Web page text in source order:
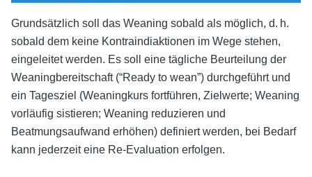
Grundsätzlich soll das Weaning sobald als möglich, d. h.
sobald dem keine Kontraindiaktionen im Wege stehen,
eingeleitet werden. Es soll eine tägliche Beurteilung der
Weaningbereitschaft (“Ready to wean”) durchgeführt und
ein Tagesziel (Weaningkurs fortführen, Zielwerte; Weaning
vorläufig sistieren; Weaning reduzieren und
Beatmungsaufwand erhöhen) definiert werden, bei Bedarf
kann jederzeit eine Re-Evaluation erfolgen.